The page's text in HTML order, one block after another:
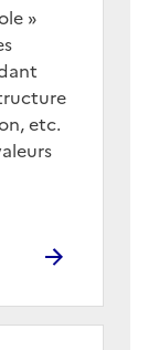
»
etc.